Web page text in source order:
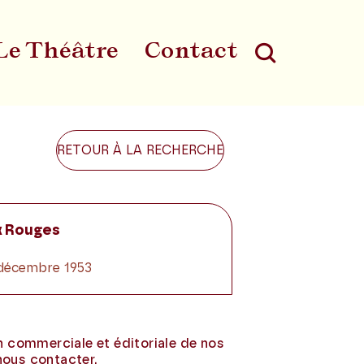
Théâtre Contact
Au
RETOUR À LA RECHERCHE
Rouges
1953
commerciale et éditoriale de nos
contacter.